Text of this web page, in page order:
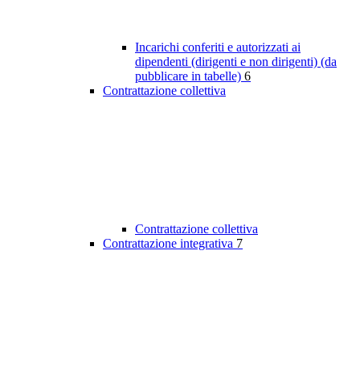
Incarichi conferiti e autorizzati ai
dipendenti (dirigenti e non dirigenti) (da
pubblicare in tabelle) 6
Contrattazione collettiva
Contrattazione collettiva
Contrattazione integrativa 7